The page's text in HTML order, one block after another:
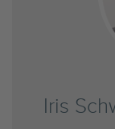
Iris